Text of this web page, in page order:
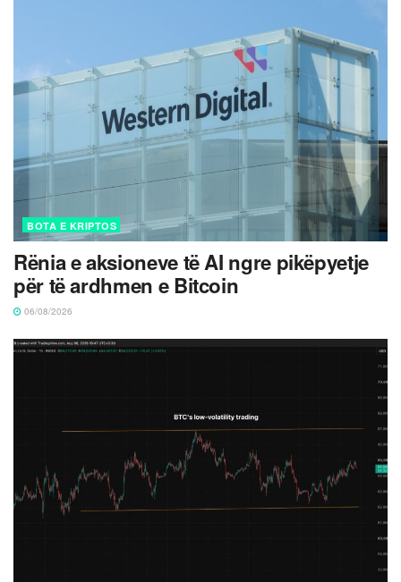
BOTA E KRIPTOS
Rënia e aksioneve të AI ngre pikëpyetje
për të ardhmen e Bitcoin
06/08/2026